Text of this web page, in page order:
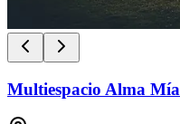
Multiespacio Alma Mía